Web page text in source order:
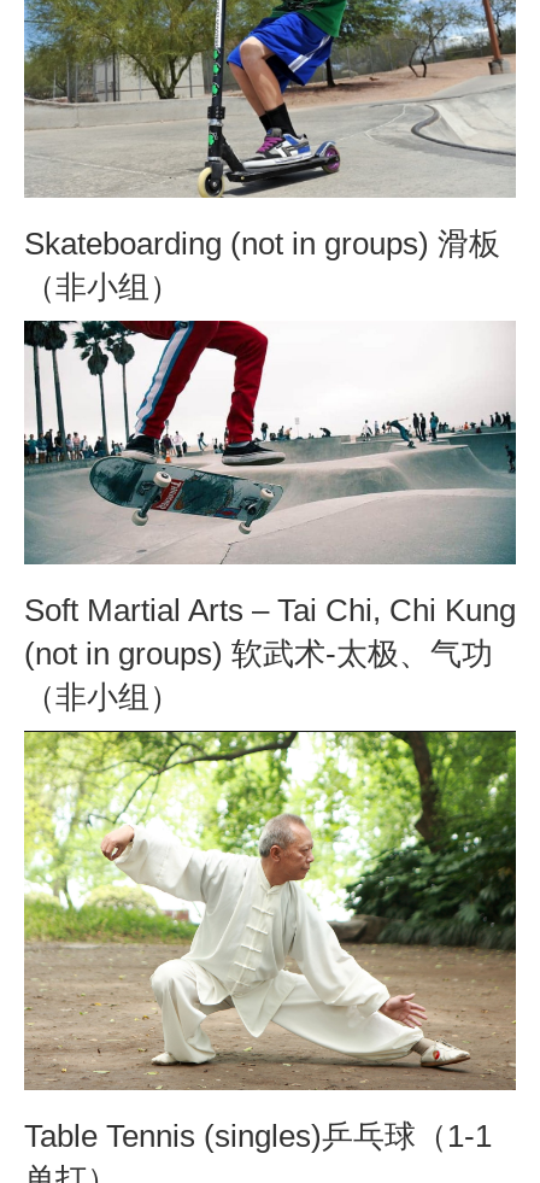
Skateboarding (not in groups) 滑板
（非小组）
Soft Martial Arts – Tai Chi, Chi Kung
(not in groups) 软武术-太极、气功
（非小组）
Table Tennis (singles)乒乓球（1-1